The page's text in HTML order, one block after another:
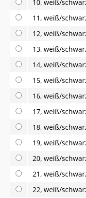
10, weiß/
11, weiß/
12, weiß/
13, weiß/
14, weiß/
15, weiß/
16, weiß/
17, weiß/
18, weiß/
19, weiß/
20, weiß/
21, weiß/
22, weiß/